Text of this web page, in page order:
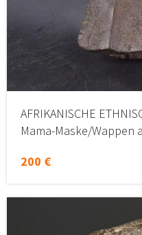
AFRIKANISCHE
Mama-Maske/Wappen
200 €